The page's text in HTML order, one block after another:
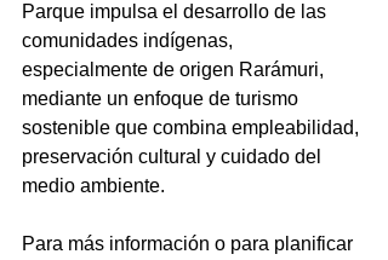
Parque impulsa el desarrollo de las
comunidades indígenas,
especialmente de origen Rarámuri,
mediante un enfoque de turismo
sostenible que combina empleabilidad,
preservación cultural y cuidado del
medio ambiente.
Para más información o para planificar